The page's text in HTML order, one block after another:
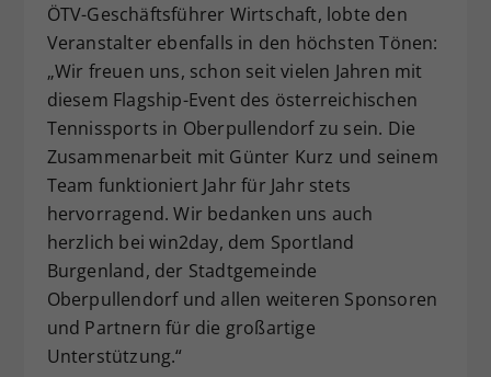
ÖTV-Geschäftsführer Wirtschaft, lobte den
Veranstalter ebenfalls in den höchsten Tönen:
„Wir freuen uns, schon seit vielen Jahren mit
diesem Flagship-Event des österreichischen
Tennissports in Oberpullendorf zu sein. Die
Zusammenarbeit mit Günter Kurz und seinem
Team funktioniert Jahr für Jahr stets
hervorragend. Wir bedanken uns auch
herzlich bei win2day, dem Sportland
Burgenland, der Stadtgemeinde
Oberpullendorf und allen weiteren Sponsoren
und Partnern für die großartige
Unterstützung.“